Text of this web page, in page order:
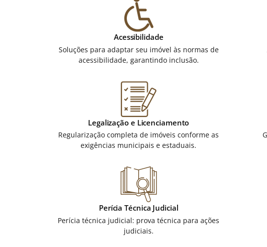
Acessibilidade
Soluções para adaptar seu imóvel às normas de
acessibilidade, garantindo inclusão.
Legalização e Licenciamento
Regularização completa de imóveis conforme as
exigências municipais e estaduais.
Perícia Técnica Judicial
Perícia técnica judicial: prova técnica para ações
judiciais.